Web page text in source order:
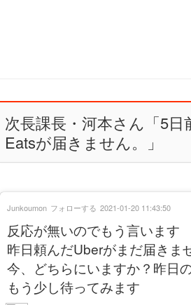
次長課長・河本さん「5
Eatsが届きません。」
反応が無いのでもう言います
昨日頼んだUberがまだ届きま
今、どちらにいますか？昨日
もう少し待ってみます
Junkoumon フォローする 2021-01-20 11:43:50